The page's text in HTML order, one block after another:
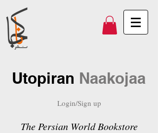
Utopiran Naakojaa
Login/Sign up
The Persian World Bookstore